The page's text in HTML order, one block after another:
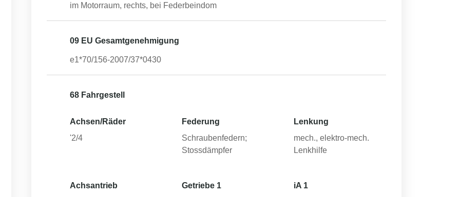
im Motorraum, rechts, bei Federbeindom
09 EU Gesamtgenehmigung
e1*70/156-2007/37*0430
68 Fahrgestell
Achsen/Räder
'2/4
Federung
Schraubenfedern;
Stossdämpfer
Lenkung
mech., elektro-mech.
Lenkhilfe
Achsantrieb
Getriebe 1
iA 1